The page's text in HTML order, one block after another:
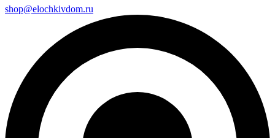
shop@elochkivdom.ru